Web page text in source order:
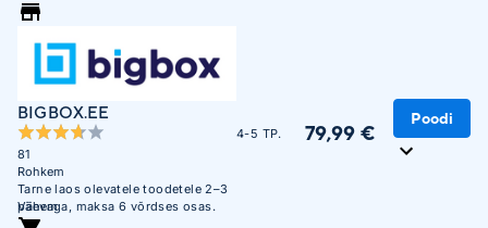
BIGBOX.EE
81
Rohkem
Tarne laos olevatele toodetele 2–3
päevaga, maksa 6 võrdses osas.
Vähem
4-5 TP. 79,99 €
Poodi